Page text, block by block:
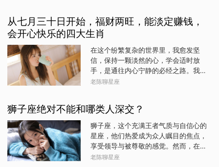
负担，使正能量更流畅地进入你的生
命。最后，审视消耗自己的人际关系。
为自己腾出更多的空间和精力，吸引更
积极的人际关系。总之，丢掉这些无用
的东西，不仅可以改善生活环境，还能
让你的能量充盈，让运气在更轻松的状
从七月三十日开始，福财两旺，能淡定赚钱，
会开心快乐的四大生肖
在这个纷繁复杂的世界里，我愈发坚
信，保持一颗淡然的心，学会适时放
手，是通往内心宁静的必经之路。我宁
愿在一开始便明了，某些事物或许只是
抱每一个遇见，无论是人、事还是物，
都不再盲目地倾注所有情感与期待。行
了，咱们还是继续说运势吧，就说说从
七月三十日开始，哪些生肖福财两旺，
能淡定赚钱，会开心快乐。生肖猪属猪
的人财运将明显提升，不仅工作顺利，
老陈聊星座
狮子座绝对不能和哪类人深交？
狮子座，这个充满王者气质与自信心的
星座，他们热爱成为众人瞩目的焦点，
享受领导与被尊敬的感觉。然而，在人
际交往的广阔舞台上，并非所有角色都
老陈聊星座